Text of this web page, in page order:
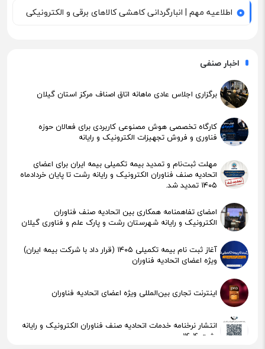
اطلاعیه مهم | انبارگردانی کاهشی کالاهای برقی و الکترونیکی
اخبار صنفی
برگزاری اجلاس عادی ماهانه اتاق اصناف مرکز استان گیلان
کارگاه تخصصی هوش مصنوعی کاربردی برای فعالان حوزه
فناوری و فروش تجهیزات الکترونیک و رایانه
مهلت ثبت‌نام و تمدید بیمه تکمیلی بیمه ایران برای اعضای
اتحادیه صنف فناوران الکترونیک و رایانه رشت تا پایان خردادماه
۱۴۰۵ تمدید شد.
امضای تفاهمنامه همکاری بین اتحادیه صنف فناوران
الکترونیک و رایانه شهرستان رشت و پارک علم و فناوری گیلان
آغاز ثبت نام بیمه تکمیلی ۱۴۰۵ (قرار داد با شرکت بیمه ایران)
ویژه اعضای اتحادیه فناوران
اینترنت تجاری بین‌المللی ویژه اعضای اتحادیه فناوران
انتشار نرخنامه خدمات اتحادیه صنف فناوران الکترونیک و رایانه
رشت 1404